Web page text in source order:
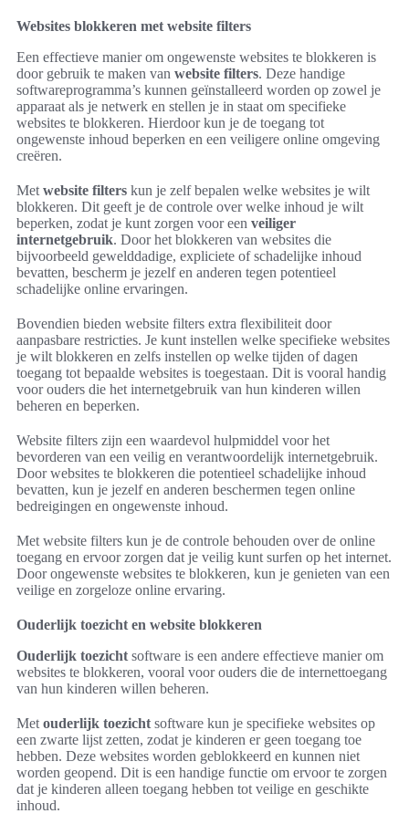
Websites blokkeren met website filters
Een effectieve manier om ongewenste websites te blokkeren is
door gebruik te maken van website filters. Deze handige
softwareprogramma’s kunnen geïnstalleerd worden op zowel je
apparaat als je netwerk en stellen je in staat om specifieke
websites te blokkeren. Hierdoor kun je de toegang tot
ongewenste inhoud beperken en een veiligere online omgeving
creëren.
Met website filters kun je zelf bepalen welke websites je wilt
blokkeren. Dit geeft je de controle over welke inhoud je wilt
beperken, zodat je kunt zorgen voor een veiliger
internetgebruik. Door het blokkeren van websites die
bijvoorbeeld gewelddadige, expliciete of schadelijke inhoud
bevatten, bescherm je jezelf en anderen tegen potentieel
schadelijke online ervaringen.
Bovendien bieden website filters extra flexibiliteit door
aanpasbare restricties. Je kunt instellen welke specifieke websites
je wilt blokkeren en zelfs instellen op welke tijden of dagen
toegang tot bepaalde websites is toegestaan. Dit is vooral handig
voor ouders die het internetgebruik van hun kinderen willen
beheren en beperken.
Website filters zijn een waardevol hulpmiddel voor het
bevorderen van een veilig en verantwoordelijk internetgebruik.
Door websites te blokkeren die potentieel schadelijke inhoud
bevatten, kun je jezelf en anderen beschermen tegen online
bedreigingen en ongewenste inhoud.
Met website filters kun je de controle behouden over de online
toegang en ervoor zorgen dat je veilig kunt surfen op het internet.
Door ongewenste websites te blokkeren, kun je genieten van een
veilige en zorgeloze online ervaring.
Ouderlijk toezicht en website blokkeren
Ouderlijk toezicht software is een andere effectieve manier om
websites te blokkeren, vooral voor ouders die de internettoegang
van hun kinderen willen beheren.
Met ouderlijk toezicht software kun je specifieke websites op
een zwarte lijst zetten, zodat je kinderen er geen toegang toe
hebben. Deze websites worden geblokkeerd en kunnen niet
worden geopend. Dit is een handige functie om ervoor te zorgen
dat je kinderen alleen toegang hebben tot veilige en geschikte
inhoud.